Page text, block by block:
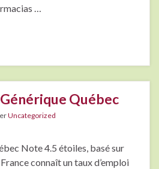
…
Québec
Uncategorized
Note 4.5 étoiles, basé sur
connaît un taux d’emploi